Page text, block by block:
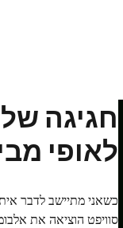
חגיגה של
לאופי
סוויפט הוציאה את